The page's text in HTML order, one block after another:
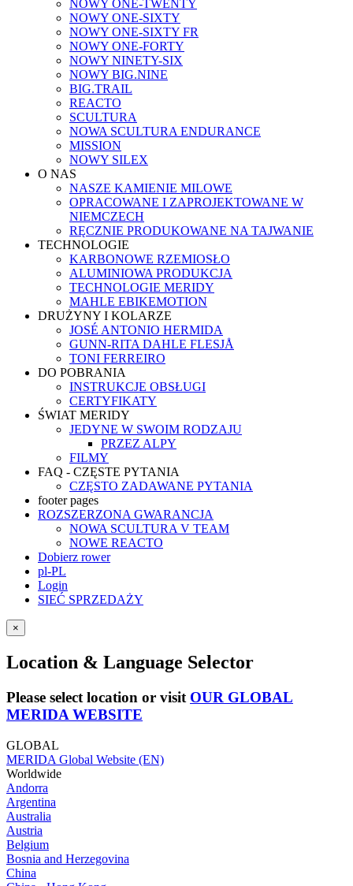
NOWY ONE-TWENTY
NOWY ONE-SIXTY
NOWY ONE-SIXTY FR
NOWY ONE-FORTY
NOWY NINETY-SIX
NOWY BIG.NINE
BIG.TRAIL
REACTO
SCULTURA
NOWA SCULTURA ENDURANCE
MISSION
NOWY SILEX
O NAS
NASZE KAMIENIE MILOWE
OPRACOWANE I ZAPROJEKTOWANE W
NIEMCZECH
RĘCZNIE PRODUKOWANE NA TAJWANIE
TECHNOLOGIE
KARBONOWE RZEMIOSŁO
ALUMINIOWA PRODUKCJA
TECHNOLOGIE MERIDY
MAHLE EBIKEMOTION
DRUŻYNY I KOLARZE
JOSÉ ANTONIO HERMIDA
GUNN-RITA DAHLE FLESJÅ
TONI FERREIRO
DO POBRANIA
INSTRUKCJE OBSŁUGI
CERTYFIKATY
ŚWIAT MERIDY
JEDYNE W SWOIM RODZAJU
PRZEZ ALPY
FILMY
FAQ - CZĘSTE PYTANIA
CZĘSTO ZADAWANE PYTANIA
footer pages
ROZSZERZONA GWARANCJA
NOWA SCULTURA V TEAM
NOWE REACTO
Dobierz rower
pl-PL
Login
SIEĆ SPRZEDAŻY
×
Location & Language Selector
Please select location or visit OUR GLOBAL
MERIDA WEBSITE
GLOBAL
MERIDA Global Website (EN)
Worldwide
Andorra
Argentina
Australia
Austria
Belgium
Bosnia and Herzegovina
China